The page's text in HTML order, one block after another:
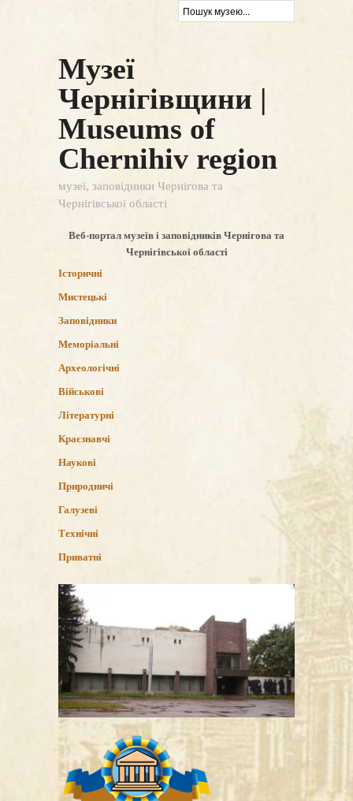
Музеї
Чернігівщини |
Museums of
Chernihiv region
музеї, заповідники Чернігова та
Чернігівської області
Веб-портал музеїв і заповідників Чернігова та
Чернігівської області
Історичні
Мистецькі
Заповідники
Меморіальні
Археологічні
Військові
Літературні
Краєзнавчі
Наукові
Природничі
Галузеві
Технічні
Приватні